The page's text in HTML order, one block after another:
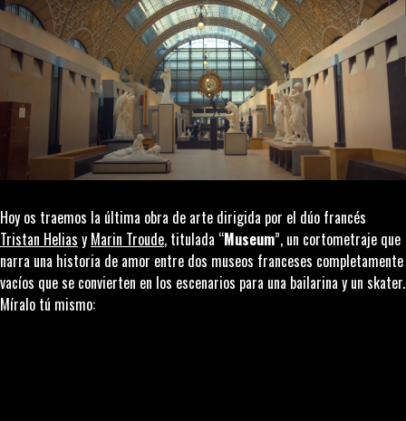
Hoy os traemos la última obra de arte dirigida por el dúo francés
Tristan Helias y Marin Troude, titulada “Museum”, un cortometraje que
narra una historia de amor entre dos museos franceses completamente
vacíos que se convierten en los escenarios para una bailarina y un skater.
Míralo tú mismo: